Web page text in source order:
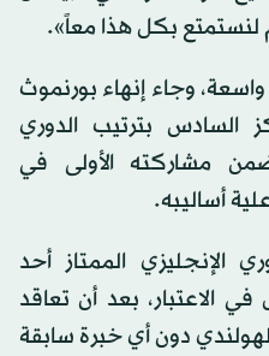
بكل هذا معاً».
وجاء إنهاء بورنموث
السادس بترتيب الدوري
ضمن مشاركته الأولى في
أساليبه.
الإنجليزي الممتاز أحد
الاعتبار، بعد أن تعاقد
دون أي خبرة سابقة